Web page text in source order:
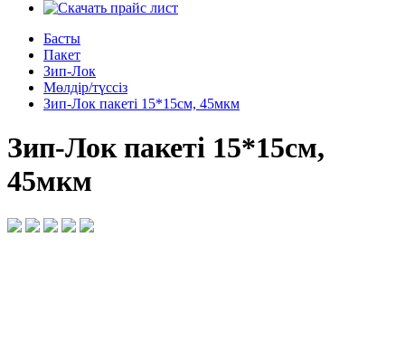
Басты
Пакет
Зип-Лок
Мөлдір/түссіз
Зип-Лок пакеті 15*15см, 45мкм
Зип-Лок пакеті 15*15см,
45мкм